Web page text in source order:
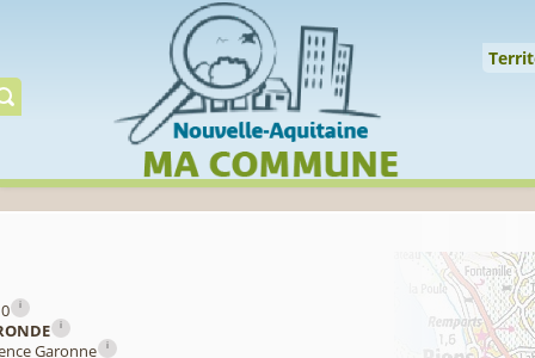
Gérer préserver
i
i
Garonne i
Cookies management panel